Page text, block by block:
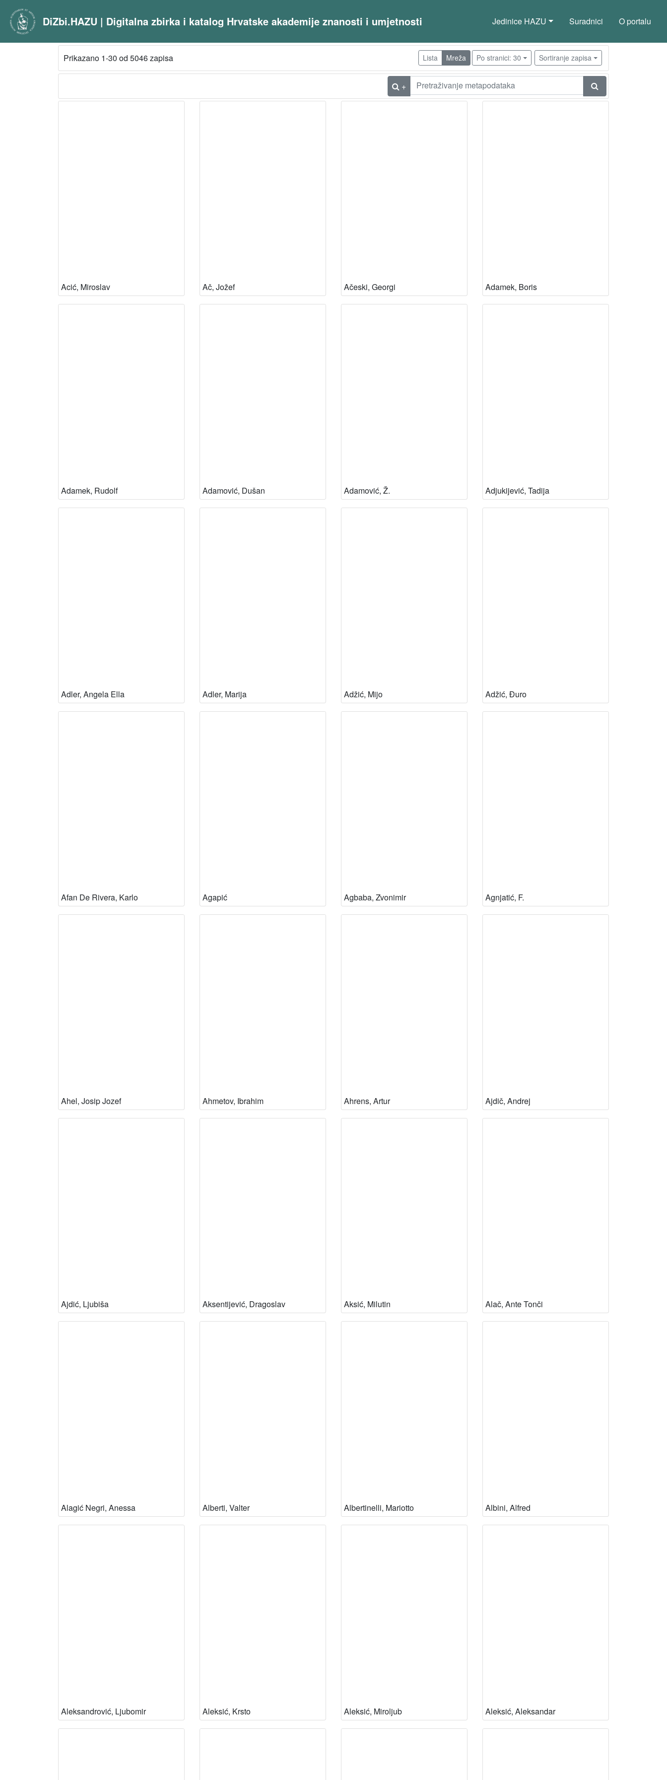
DiZbi.HAZU | Digitalna zbirka i katalog Hrvatske akademije znanosti i umjetnosti Jedinice HAZU Suradnici O portalu
Prikazano 1-30 od 5046 zapisa Lista Mreža Po stranici: 30 Sortiranje zapisa
+
Acić, Miroslav Ač, Jožef Ačeski, Georgi Adamek, Boris
Adamek, Rudolf Adamović, Dušan Adamović, Ž. Adjukijević, Tadija
Adler, Angela Ella Adler, Marija Adžić, Mijo Adžić, Đuro
Afan De Rivera, Karlo Agapić Agbaba, Zvonimir Agnjatić, F.
Ahel, Josip Jozef Ahmetov, Ibrahim Ahrens, Artur Ajdič, Andrej
Ajdić, Ljubiša Aksentijević, Dragoslav Aksić, Milutin Alač, Ante Tonči
Alagić Negri, Anessa Alberti, Valter Albertinelli, Mariotto Albini, Alfred
Aleksandrović, Ljubomir Aleksić, Krsto Aleksić, Miroljub Aleksić, Aleksandar